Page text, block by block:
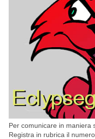
Per comunicare in maniera
Registra in rubrica il numero